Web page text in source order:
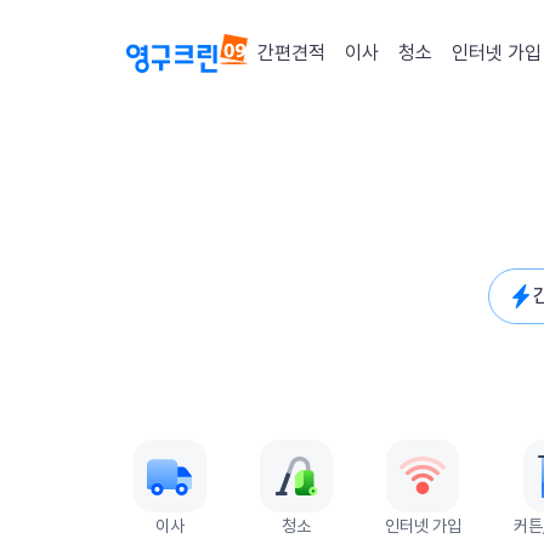
간편견적 이사 청소 인터넷 가입
이사 청소 인터넷 가입 커